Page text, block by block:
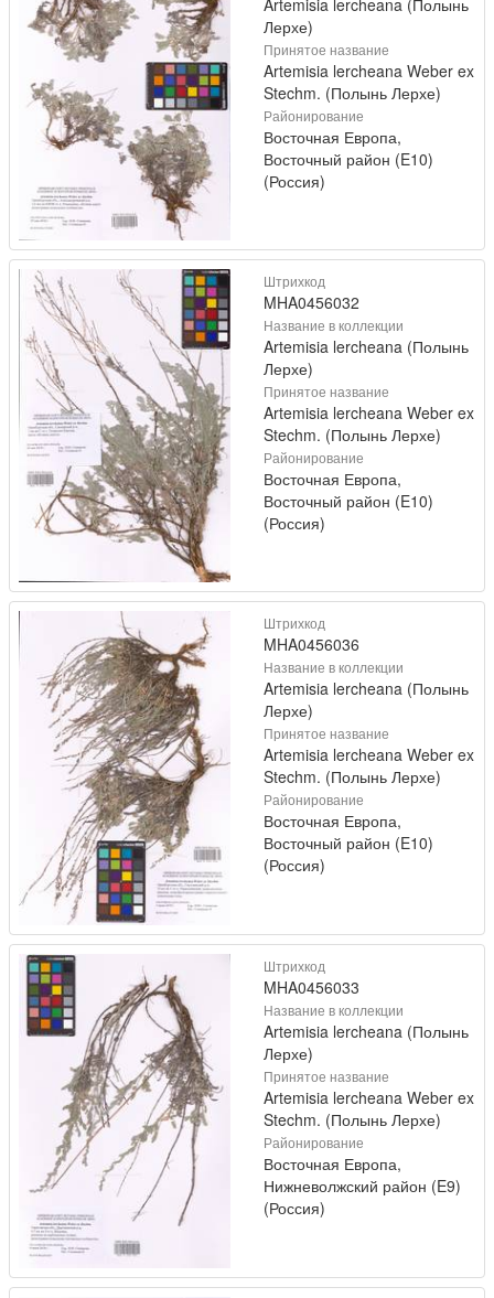
Artemisia lercheana (Полынь
Лерхе)
Принятое название
Artemisia lercheana Weber ex
Stechm. (Полынь Лерхе)
Районирование
Восточная Европа,
Восточный район (E10)
(Россия)
Штрихкод
MHA0456032
Название в коллекции
Artemisia lercheana (Полынь
Лерхе)
Принятое название
Artemisia lercheana Weber ex
Stechm. (Полынь Лерхе)
Районирование
Восточная Европа,
Восточный район (E10)
(Россия)
Штрихкод
MHA0456036
Название в коллекции
Artemisia lercheana (Полынь
Лерхе)
Принятое название
Artemisia lercheana Weber ex
Stechm. (Полынь Лерхе)
Районирование
Восточная Европа,
Восточный район (E10)
(Россия)
Штрихкод
MHA0456033
Название в коллекции
Artemisia lercheana (Полынь
Лерхе)
Принятое название
Artemisia lercheana Weber ex
Stechm. (Полынь Лерхе)
Районирование
Восточная Европа,
Нижневолжский район (E9)
(Россия)